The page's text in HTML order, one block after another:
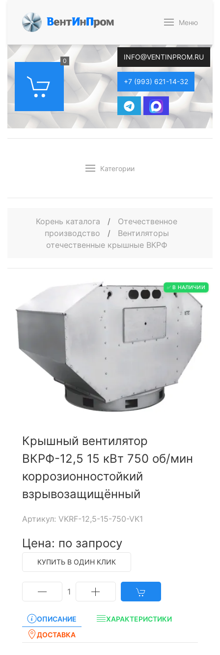
ВентИнПром Меню
0 INFO@VENTINPROM.RU
+7 (993) 621-14-32
Категории
Корень каталога /
Отечественное
производство
/
Вентиляторы
отечественные крышные ВКРФ
✅ В НАЛИЧИИ
Крышный вентилятор
ВКРФ-12,5 15 кВт 750 об/мин
коррозионностойкий
взрывозащищённый
Артикул: VKRF-12,5-15-750-VK1
Цена: по запросу
КУПИТЬ В ОДИН КЛИК
1
ОПИСАНИЕ
ХАРАКТЕРИСТИКИ
ДОСТАВКА